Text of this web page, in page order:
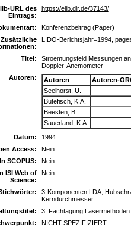
URL des
Eintrags:
https://elib.dlr.de/37143/
Konferenzbeitrag (Paper)
Zusätzliche
LIDO-Berichtsjahr=1994,
Titel:
Stroemungsfeld Messungen
Doppler-Anemometer
Autoren:
Autoren
Autoren-
Seelhorst, U.
Bütefisch, K.A.
Beesten, B.
Sauerland, K.A.
Datum:
1994
Access:
Nein
In SCOPUS:
Nein
ISI Web of
Science:
Nein
3-Komponenten LDA,
Kerndurchmesser
3. Fachtagung
NICHT SPEZIFIZIERT